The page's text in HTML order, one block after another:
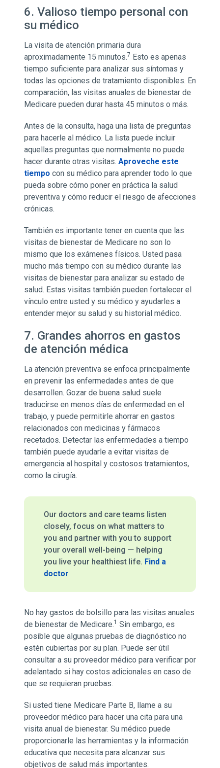
6. Valioso tiempo personal con
su médico
La visita de atención primaria dura
aproximadamente 15 minutos.7 Esto es apenas
tiempo suficiente para analizar sus síntomas y
todas las opciones de tratamiento disponibles. En
comparación, las visitas anuales de bienestar de
Medicare pueden durar hasta 45 minutos o más.
Antes de la consulta, haga una lista de preguntas
para hacerle al médico. La lista puede incluir
aquellas preguntas que normalmente no puede
hacer durante otras visitas. Aproveche este
tiempo con su médico para aprender todo lo que
pueda sobre cómo poner en práctica la salud
preventiva y cómo reducir el riesgo de afecciones
crónicas.
También es importante tener en cuenta que las
visitas de bienestar de Medicare no son lo
mismo que los exámenes físicos. Usted pasa
mucho más tiempo con su médico durante las
visitas de bienestar para analizar su estado de
salud. Estas visitas también pueden fortalecer el
vínculo entre usted y su médico y ayudarles a
entender mejor su salud y su historial médico.
7. Grandes ahorros en gastos
de atención médica
La atención preventiva se enfoca principalmente
en prevenir las enfermedades antes de que
desarrollen. Gozar de buena salud suele
traducirse en menos días de enfermedad en el
trabajo, y puede permitirle ahorrar en gastos
relacionados con medicinas y fármacos
recetados. Detectar las enfermedades a tiempo
también puede ayudarle a evitar visitas de
emergencia al hospital y costosos tratamientos,
como la cirugía.
Our doctors and care teams listen
closely, focus on what matters to
you and partner with you to support
your overall well-being — helping
you live your healthiest life. Find a
doctor
No hay gastos de bolsillo para las visitas anuales
de bienestar de Medicare.1 Sin embargo, es
posible que algunas pruebas de diagnóstico no
estén cubiertas por su plan. Puede ser útil
consultar a su proveedor médico para verificar por
adelantado si hay costos adicionales en caso de
que se requieran pruebas.
Si usted tiene Medicare Parte B, llame a su
proveedor médico para hacer una cita para una
visita anual de bienestar. Su médico puede
proporcionarle las herramientas y la información
educativa que necesita para alcanzar sus
objetivos de salud más importantes.